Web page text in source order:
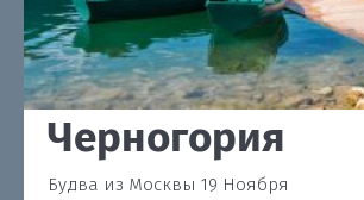
Черногория
Будва из Москвы 19 Ноября